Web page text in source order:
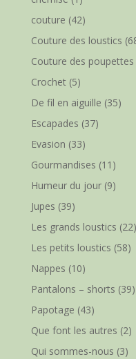
couture (42)
Couture des loustics
Couture des poupettes
Crochet(5)
De fil en aiguille (35)
Escapades (37)
Evasion (33)
Gourmandises (11)
Humeur du jour(9)
Jupes (39)
Les grands loustics (22)
Les petits loustics (58)
Nappes (10)
Pantalons – shorts (39)
Papotage (43)
Que font les autres (2)
Qui sommes-nous (3)